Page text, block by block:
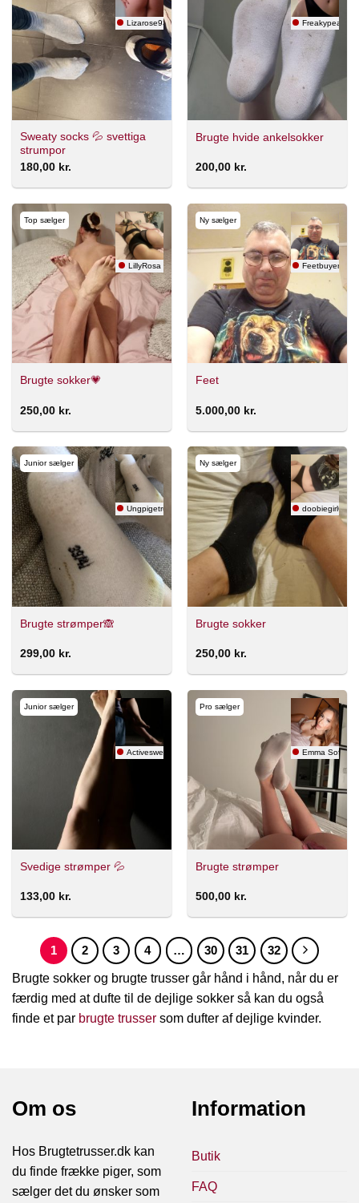
Lizarose93
Sweaty socks 💦 svettiga
strumpor
180,00 kr.
Freakypeach
Brugte hvide ankelsokker
200,00 kr.
Top sælger
LillyRosa
Brugte sokker💗
250,00 kr.
Ny sælger
Feetbuyerv
Feet
5.000,00 kr.
Junior sælger
Ungpigetrus🎀
Brugte strømper🙈
299,00 kr.
Ny sælger
doobiegirl666
Brugte sokker
250,00 kr.
Junior sælger
Activesweat
Svedige strømper 💦
133,00 kr.
Pro sælger
Emma Sofia
Brugte strømper
500,00 kr.
1 2 3 4 … 30 31 32
Brugte sokker og brugte trusser går hånd i hånd, når du er
færdig med at dufte til de dejlige sokker så kan du også
finde et par brugte trusser som dufter af dejlige kvinder.
Om os
Hos Brugtetrusser.dk kan
du finde frække piger, som
sælger det du ønsker som
Information
Butik
FAQ